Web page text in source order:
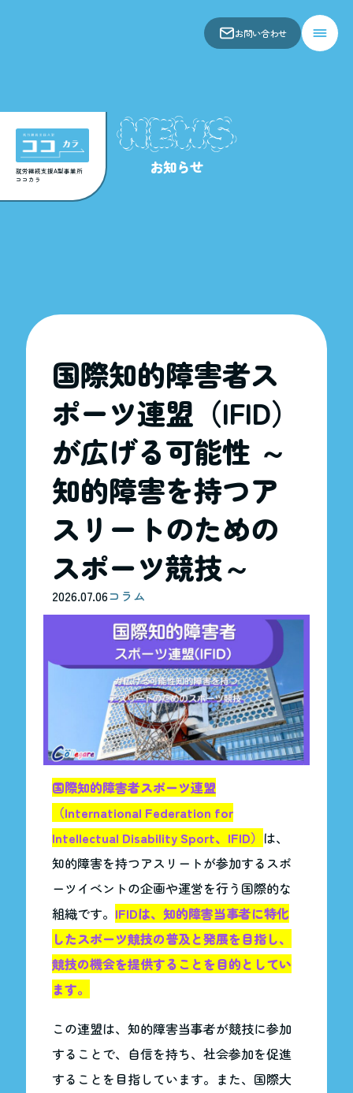
お問い合わせ
仕事内容
お知らせ
アクセス
関連事業所
就労継続支援A型事業所
ココカラ
NEWS
お知らせ
国際知的障害者ス
ポーツ連盟（IFID）
が広げる可能性 ～
知的障害を持つア
スリートのための
スポーツ競技～
2026.07.06コラム
国際知的障害者スポーツ連盟
（International Federation for
Intellectual Disability Sport、IFID） は、
知的障害を持つアスリートが参加するスポ
ーツイベントの企画や運営を行う国際的な
組織です。 IFIDは、知的障害当事者に特化
したスポーツ競技の普及と発展を目指し、
競技の機会を提供することを目的としてい
ます。
この連盟は、知的障害当事者が競技に参加
することで、自信を持ち、社会参加を促進
することを目指しています。また、国際大